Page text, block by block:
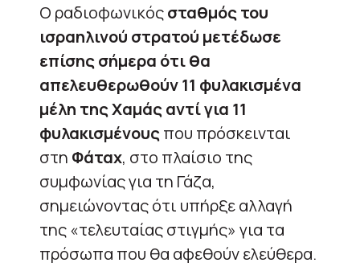
Ο ραδιοφωνικόςσταθμός του
ισραηλινού στρατού μετέδωσε
επίσης σήμερα ότι θα
απελευθερωθούν 11 φυλακισμένα
μέλη της Χαμάς αντί για 11
φυλακισμένουςπου πρόσκεινται
στη Φάταχ, στο πλαίσιο της
συμφωνίας για τη Γάζα,
σημειώνοντας ότι υπήρξε αλλαγή
της «τελευταίας στιγμής» για τα
πρόσωπα που θα αφεθούν ελεύθερα.